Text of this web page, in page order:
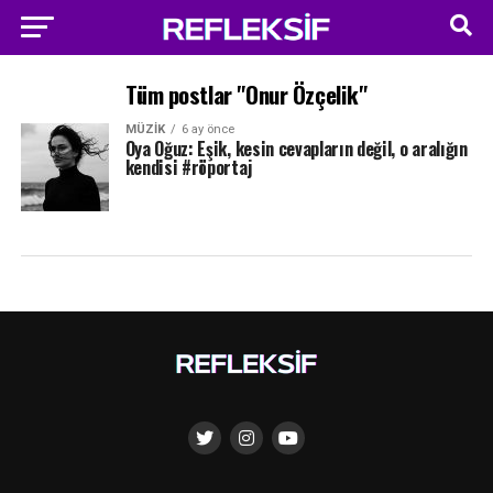
Tüm postlar "Onur Özçelik"
MÜZIK 6 ay önce
Oya Oğuz: Eşik, kesin cevapların değil, o aralığın
kendisi #röportaj